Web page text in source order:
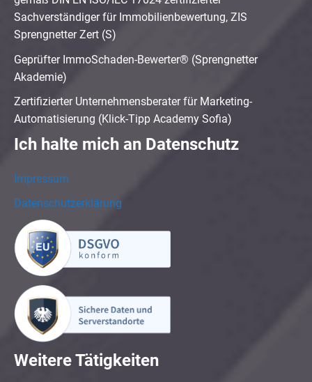
Sachverständiger für Immobilienbewertung, ZIS
Sprengnetter Zert (S)
Geprüfter ImmoSchaden-Bewerter® (Sprengnetter
Akademie)
Zertifizierter Unternehmensberater für Marketing-
Automatisierung (Klick-Tipp Academy Sofia)
Ich halte mich an Datenschutz
Impressum
Datenschutzerklärung
Weitere Tätigkeiten